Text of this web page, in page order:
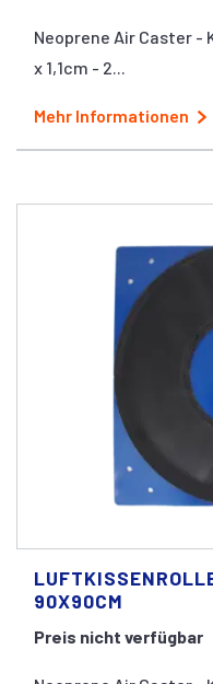
Neoprene Air Caster -
x 1,1cm - 2...
Mehr Informationen
90X90CM
Preis nicht verfügbar